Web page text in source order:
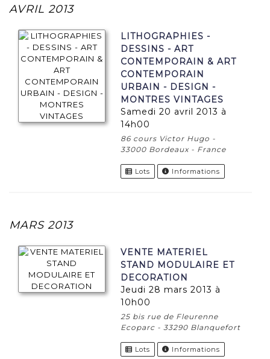
AVRIL 2013
LITHOGRAPHIES -
DESSINS - ART
CONTEMPORAIN & ART
CONTEMPORAIN
URBAIN - DESIGN -
MONTRES VINTAGES
samedi 20 avril 2013 à
14h00
86 cours Victor Hugo -
33000 Bordeaux - France
Lots Informations
MARS 2013
VENTE MATERIEL
STAND MODULAIRE ET
DECORATION
jeudi 28 mars 2013 à
10h00
25 bis rue de Fleurenne
Ecoparc - 33290 Blanquefort
Lots Informations